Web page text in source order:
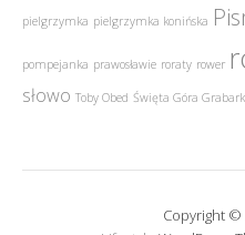
pielgrzymka pielgrzymka konińska
pompejanka prawosławie roraty rower
słowo Toby Obed Święta Góra
Copyright ©